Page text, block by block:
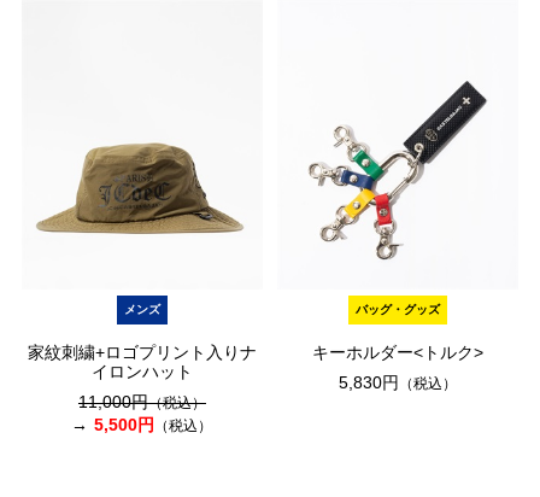
メンズ
家紋刺繍+ロゴプリント入りナ
イロンハット
11,000円（税込）
5,500円 （税込）
バッグ・グッズ
キーホルダー<トルク>
5,830円
（税込）